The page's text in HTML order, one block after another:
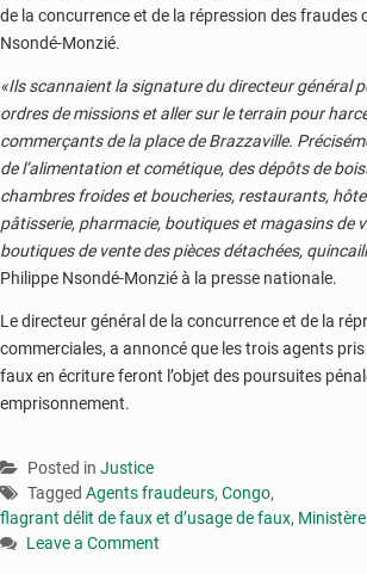
de la concurrence et de la répression des fraudes
Nsondé-Monzié.
«Ils scannaient la signature du directeur général
ordres de missions et aller sur le terrain pour
commerçants de la place de Brazzaville.
de l’alimentation et cométique, des dépôts de
chambres froides et boucheries, restaurants,
pâtisserie, pharmacie, boutiques et magasins de
boutiques de vente des pièces détachées,
Philippe Nsondé-Monzié à la presse nationale.
Le directeur général de la concurrence et de la
commerciales, a annoncé que les trois agents
faux en écriture feront l’objet des poursuites
emprisonnement.
Posted in Justice
Tagged Agents fraudeurs, Congo,
flagrant délit de faux et d’usage de faux,
Leave a Comment